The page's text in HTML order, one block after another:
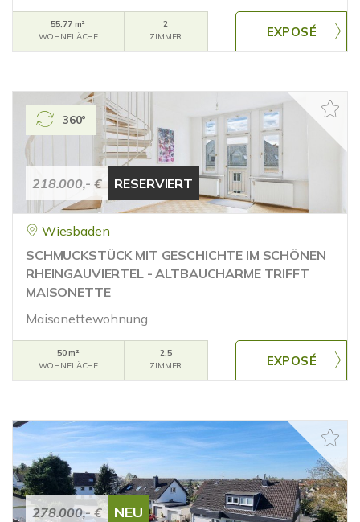
55,77 m²
WOHNFLÄCHE
2
ZIMMER
218.000,- € RESERVIERT
360°
Wiesbaden
SCHMUCKSTÜCK MIT GESCHICHTE IM SCHÖNEN
RHEINGAUVIERTEL - ALTBAUCHARME TRIFFT
MAISONETTE
Maisonettewohnung
50 m²
WOHNFLÄCHE
2,5
ZIMMER
278.000,- € NEU